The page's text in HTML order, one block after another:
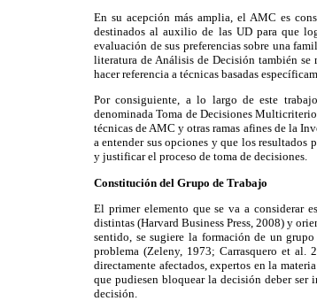
En su acepción más amplia, el AMC es
destinados al auxilio de las UD para que
evaluación de sus preferencias sobre una
literatura de Análisis de Decisión también
hacer referencia a técnicas basadas
Por consiguiente, a lo largo de este
denominada Toma de Decisiones
técnicas de AMC y otras ramas afines de la
a entender sus opciones y que los
y justificar el proceso de toma de decisiones.
Constitución del Grupo de Trabajo
El primer elemento que se va a considerar
distintas (Harvard Business Press, 2008) y
sentido, se sugiere la formación de un
problema (Zeleny, 1973; Carrasquero et al.
directamente afectados, expertos en la
que pudiesen bloquear la decisión deber
decisión.